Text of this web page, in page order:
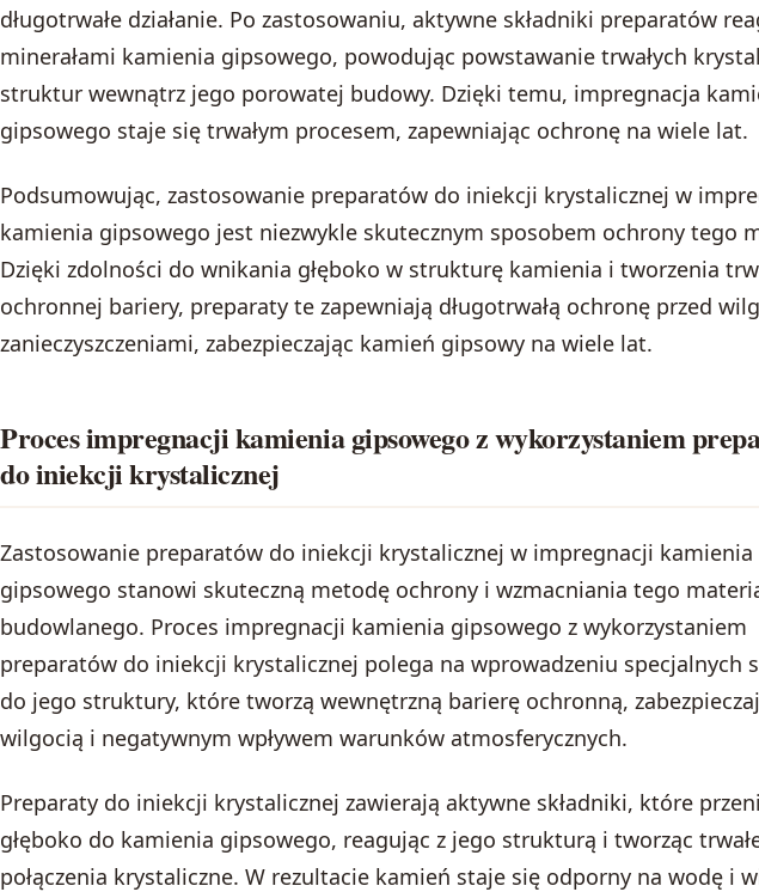
długotrwałe działanie. Po zastosowaniu, aktywne składniki preparatów
minerałami kamienia gipsowego, powodując powstawanie trwałych
struktur wewnątrz jego porowatej budowy. Dzięki temu, impregnacja
gipsowego staje się trwałym procesem, zapewniając ochronę na wiele lat.
Podsumowując, zastosowanie preparatów do iniekcji krystalicznej w
kamienia gipsowego jest niezwykle skutecznym sposobem ochrony tego
Dzięki zdolności do wnikania głęboko w strukturę kamienia i tworzenia
ochronnej bariery, preparaty te zapewniają długotrwałą ochronę przed
zanieczyszczeniami, zabezpieczając kamień gipsowy na wiele lat.
Proces impregnacji kamienia gipsowego z wykorzystaniem
do iniekcji krystalicznej
Zastosowanie preparatów do iniekcji krystalicznej w impregnacji kamienia
gipsowego stanowi skuteczną metodę ochrony i wzmacniania tego
budowlanego. Proces impregnacji kamienia gipsowego z wykorzystaniem
preparatów do iniekcji krystalicznej polega na wprowadzeniu specjalnych
do jego struktury, które tworzą wewnętrzną barierę ochronną,
wilgocią i negatywnym wpływem warunków atmosferycznych.
Preparaty do iniekcji krystalicznej zawierają aktywne składniki, które
głęboko do kamienia gipsowego, reagując z jego strukturą i tworząc
połączenia krystaliczne. W rezultacie kamień staje się odporny na wodę i